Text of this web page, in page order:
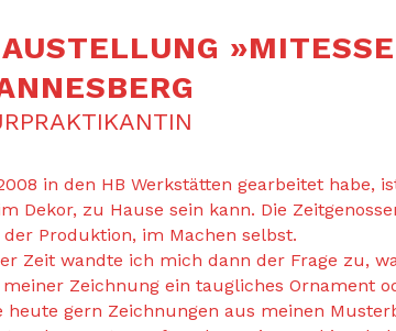
in den HB Werkstätten gearbeitet habe,
Dekor, zu Hause sein kann. Die
Produktion, im Machen selbst.
Zeit wandte ich mich dann der Frage zu,
Zeichnung ein taugliches Ornament
heute gern Zeichnungen aus meinen